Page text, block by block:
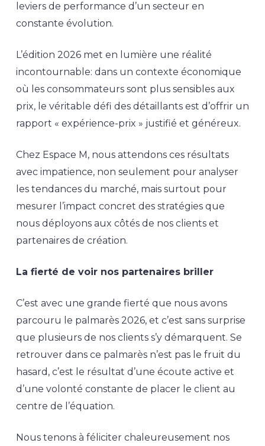
leviers de performance d’un secteur en
constante évolution.
L’édition 2026 met en lumière une réalité
incontournable: dans un contexte économique
où les consommateurs sont plus sensibles aux
prix, le véritable défi des détaillants est d’offrir un
rapport « expérience-prix » justifié et généreux.
Chez Espace M, nous attendons ces résultats
avec impatience, non seulement pour analyser
les tendances du marché, mais surtout pour
mesurer l’impact concret des stratégies que
nous déployons aux côtés de nos clients et
partenaires de création.
La fierté de voir nos partenaires briller
C’est avec une grande fierté que nous avons
parcouru le palmarès 2026, et c’est sans surprise
que plusieurs de nos clients s’y démarquent. Se
retrouver dans ce palmarès n’est pas le fruit du
hasard, c’est le résultat d’une écoute active et
d’une volonté constante de placer le client au
centre de l’équation.
Nous tenons à féliciter chaleureusement nos